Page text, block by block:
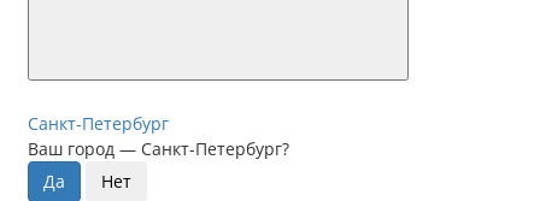
Санкт-Петербург
Ваш город — Санкт-Петербург?